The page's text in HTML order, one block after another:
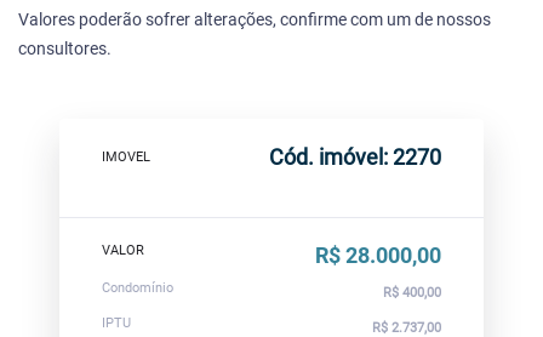
Valores poderão sofrer alterações, confirme com um de nossos
consultores.
IMOVEL Cód. imóvel: 2270
VALOR R$ 28.000,00
Condomínio
R$ 400,00
IPTU
R$ 2.737,00